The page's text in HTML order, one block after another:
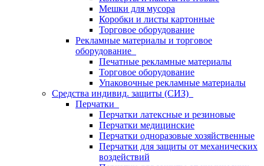
Мешки для мусора
Коробки и листы картонные
Торговое оборудование
Рекламные материалы и торговое
оборудование
Печатные рекламные материалы
Торговое оборудование
Упаковочные рекламные материалы
Средства индивид. защиты (СИЗ)
Перчатки
Перчатки латексные и резиновые
Перчатки медицинские
Перчатки одноразовые хозяйственные
Перчатки для защиты от механических
воздействий